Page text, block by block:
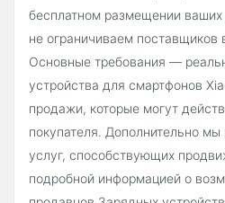
бесплатном размещении
не ограничиваем поставщиков
Основные требования —
устройства для смартфонов
продажи, которые могут
покупателя. Дополнительно
услуг, способствующих
подробной информацией о